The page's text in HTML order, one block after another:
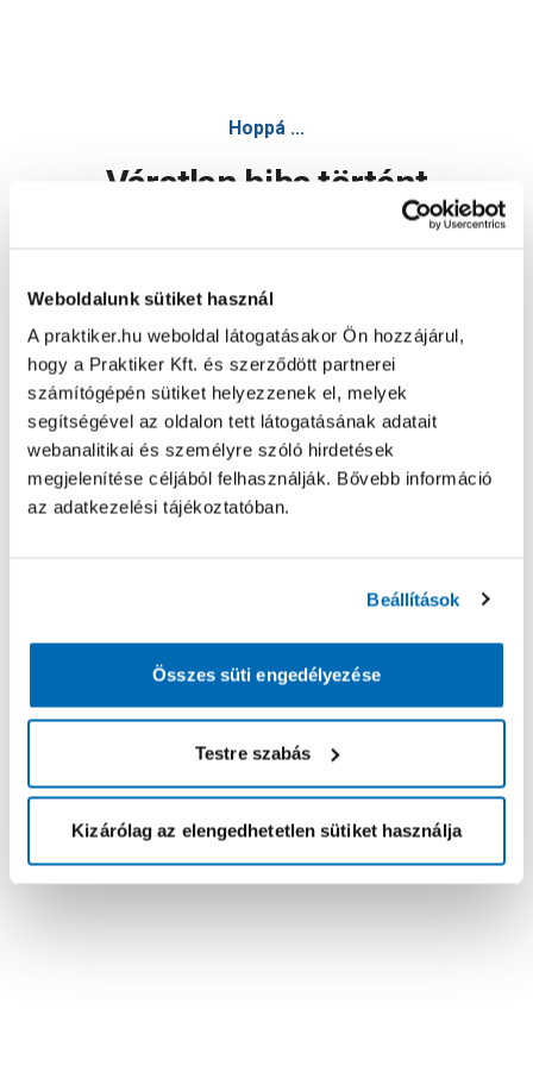
Weboldalunk sütiket használ
A praktiker.hu weboldal látogatásakor Ön hozzájárul,
hogy a Praktiker Kft. és szerződött partnerei
számítógépén sütiket helyezzenek el, melyek
segítségével az oldalon tett látogatásának adatait
webanalitikai és személyre szóló hirdetések
megjelenítése céljából felhasználják. Bővebb információ
az adatkezelési tájékoztatóban.
Beállítások
Összes süti engedélyezése
Testre szabás
Kizárólag az elengedhetetlen sütiket használja
Hoppá ...
Váratlan hiba történt
Oldal újratöltése